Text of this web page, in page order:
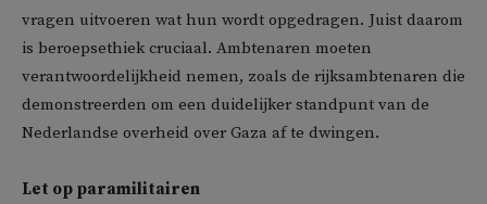
vragen uitvoeren wat hun wordt opgedragen. Juist daarom
is beroepsethiek cruciaal. Ambtenaren moeten
verantwoordelijkheid nemen, zoals de rijksambtenaren die
demonstreerden om een duidelijker standpunt van de
Nederlandse overheid over Gaza af te dwingen.
Let op paramilitairen